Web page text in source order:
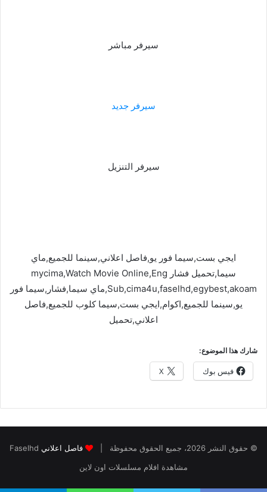
سيرفر مباشر
سيرفر جديد
سيرفر التنزيل
ايجي بست,سيما فور يو,فاصل اعلاني,سينما للجميع,ماي
سيما,تحميل فشار mycima,Watch Movie Online,Eng
Sub,cima4u,faselhd,egybest,akoam,ماي سيما,فشار,سيما فور
يو,سينما للجميع,اكوام,ايجي بست,سيما كلوب للجميع,فاصل
اعلاني,تحميل
شارك هذا الموضوع:
فيس بوك X
© حقوق النشر 2026، جميع الحقوق محفوظة | فاصل اعلاني Faselhd
مشاهدة افلام مسلسلات اون لاين